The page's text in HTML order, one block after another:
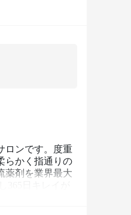
ロンです。度重
らかく指通りの
薬剤を業界最大
365日キレイが